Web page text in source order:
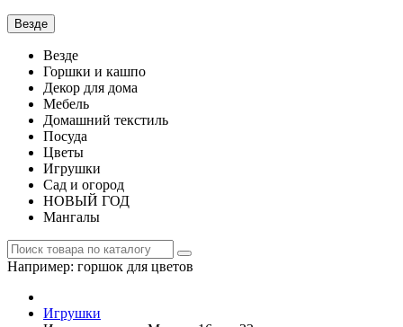
Везде
Везде
Горшки и кашпо
Декор для дома
Мебель
Домашний текстиль
Посуда
Цветы
Игрушки
Сад и огород
НОВЫЙ ГОД
Мангалы
Например: горшок для цветов
Игрушки